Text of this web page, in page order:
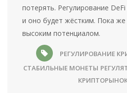
потерять. Регулирование
и оно будет жёстким. Пока же
высоким потенциалом.
РЕГУЛИРОВАНИЕ
СТАБИЛЬНЫЕ МОНЕТЫ
КРИПТОРЫНОК